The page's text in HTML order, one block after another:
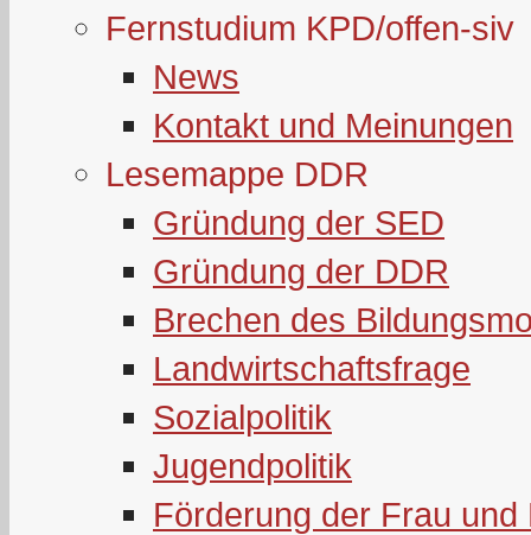
Fernstudium KPD/offen-siv
News
Kontakt und Meinungen
Lesemappe DDR
Gründung der SED
Gründung der DDR
Brechen des
Landwirtschaftsfrage
Sozialpolitik
Jugendpolitik
Förderung der Frau und